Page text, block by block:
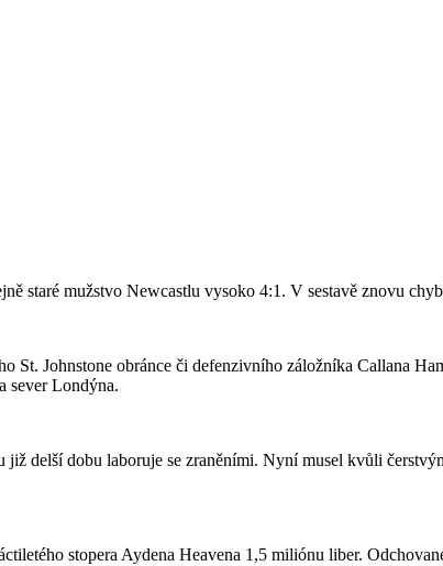
staré mužstvo Newcastlu vysoko 4:1. V sestavě znovu
St. Johnstone obránce či defenzivního záložníka Callana
sever Londýna.
již delší dobu laboruje se zraněními. Nyní musel kvůli
stopera Aydena Heavena 1,5 miliónu liber.